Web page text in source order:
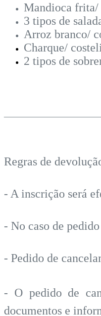
Mandioca frita/
3 tipos de
Arroz branco/
Charque/
2 tipos de
Regras de
- A inscrição será
- No caso de
- Pedido de
- O pedido de
documentos e